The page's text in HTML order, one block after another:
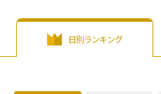
日別ランキング